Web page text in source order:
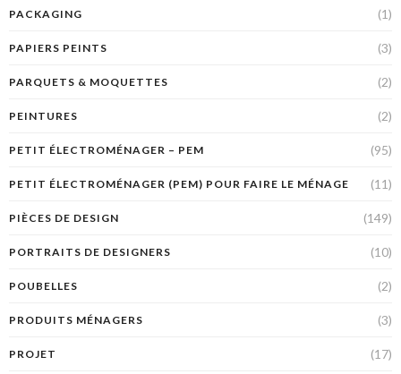
PACKAGING (1)
PAPIERS PEINTS (3)
PARQUETS & MOQUETTES (2)
PEINTURES (2)
PETIT ÉLECTROMÉNAGER – PEM (95)
PETIT ÉLECTROMÉNAGER (PEM) POUR FAIRE LE MÉNAGE (11)
PIÈCES DE DESIGN (149)
PORTRAITS DE DESIGNERS (10)
POUBELLES (2)
PRODUITS MÉNAGERS (3)
PROJET (17)